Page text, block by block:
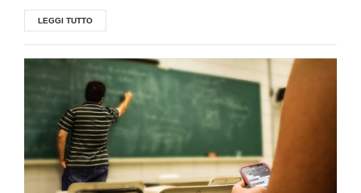
LEGGI TUTTO